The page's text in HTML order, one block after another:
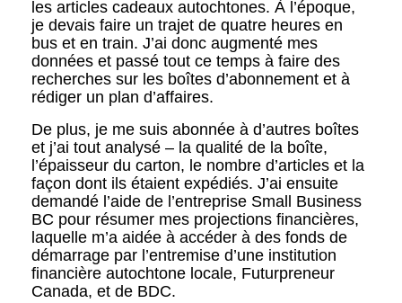
les articles cadeaux autochtones. À l’époque,
je devais faire un trajet de quatre heures en
bus et en train. J’ai donc augmenté mes
données et passé tout ce temps à faire des
recherches sur les boîtes d’abonnement et à
rédiger un plan d’affaires.
De plus, je me suis abonnée à d’autres boîtes
et j’ai tout analysé – la qualité de la boîte,
l’épaisseur du carton, le nombre d’articles et la
façon dont ils étaient expédiés. J’ai ensuite
demandé l’aide de l’entreprise Small Business
BC pour résumer mes projections financières,
laquelle m’a aidée à accéder à des fonds de
démarrage par l’entremise d’une institution
financière autochtone locale, Futurpreneur
Canada, et de BDC.